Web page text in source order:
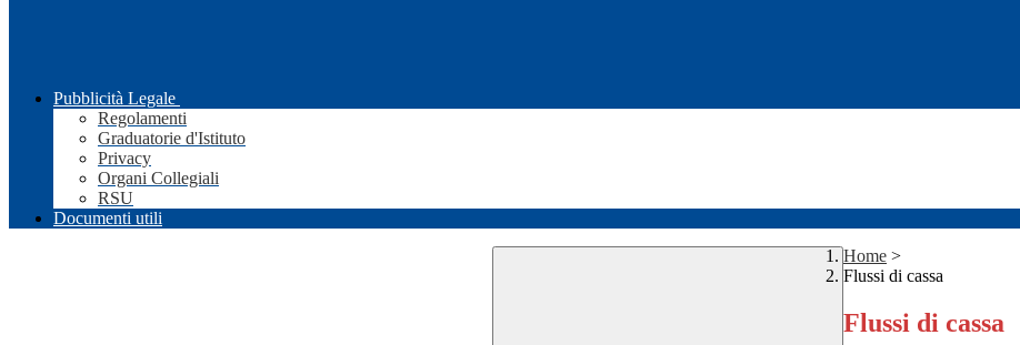
Pubblicità Legale
Regolamenti
Graduatorie d'Istituto
Privacy
Organi Collegiali
RSU
Documenti utili
Home >
Flussi di cassa
Flussi di cassa